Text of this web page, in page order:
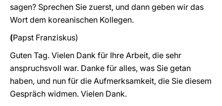
sagen? Sprechen Sie zuerst, und dann geben wir das
Wort dem koreanischen Kollegen.
(Papst Franziskus)
Guten Tag. Vielen Dank für Ihre Arbeit, die sehr
anspruchsvoll war. Danke für alles, was Sie getan
haben, und nun für die Aufmerksamkeit, die Sie diesem
Gespräch widmen. Vielen Dank.